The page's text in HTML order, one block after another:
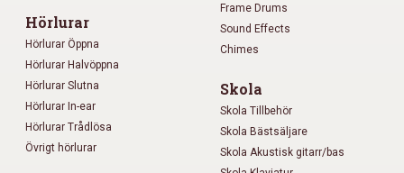
Hörlurar
Hörlurar Öppna
Hörlurar Halvöppna
Hörlurar Slutna
Hörlurar In-ear
Hörlurar Trådlösa
Övrigt hörlurar
Frame Drums
Sound Effects
Chimes
Skola
Skola Tillbehör
Skola Bästsäljare
Skola Akustisk gitarr/bas